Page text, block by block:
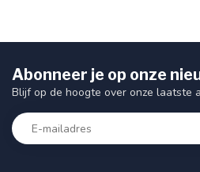
Abonneer je op onze
Blijf op de hoogte over onze laatste